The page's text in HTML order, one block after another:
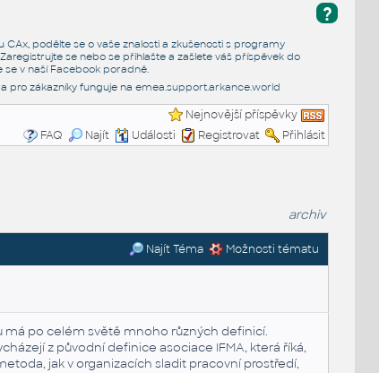
?
podělte se o vaše znalosti a zkušenosti s programy
se nebo se přihlašte a zašlete váš příspěvek do
se v naší Facebook poradně.
pro zákazníky funguje na emea.support.arkance.world
Nejnovější příspěvky
FAQ
Najít Události Registrovat Přihlásit
archiv
Najít Téma Možnosti tématu
má po celém světě mnoho různých definicí.
z původní definice asociace IFMA, která říká,
jak v organizacích sladit pracovní prostředí,